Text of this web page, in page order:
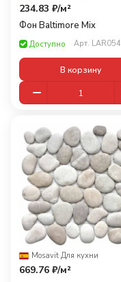
234.83 ₽/м²
Фон Baltimore Mix
Доступно Арт. LAR054
В корзину
Mosavit·Для кухни
669.76 ₽/м²